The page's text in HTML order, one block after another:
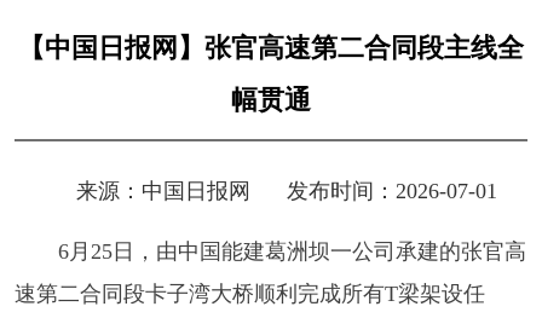
【中国日报网】张官高速第二合同段主线全
幅贯通
来源： 中国日报网 发布时间：2026-07-01
6月25日，由中国能建葛洲坝一公司承建的张官高
速第二合同段卡子湾大桥顺利完成所有T梁架设任